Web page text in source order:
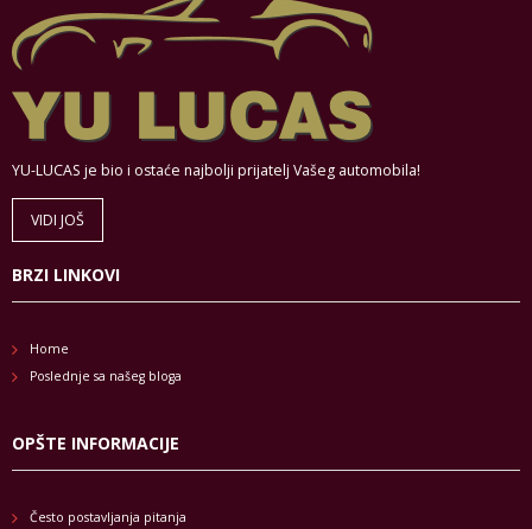
YU-LUCAS je bio i ostaće najbolji prijatelj Vašeg automobila!
VIDI JOŠ
BRZI LINKOVI
Home
Poslednje sa našeg bloga
OPŠTE INFORMACIJE
Često postavljanja pitanja